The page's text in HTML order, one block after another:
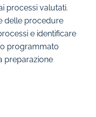
processi valutati.
delle procedure
e identificare
programmato
preparazione